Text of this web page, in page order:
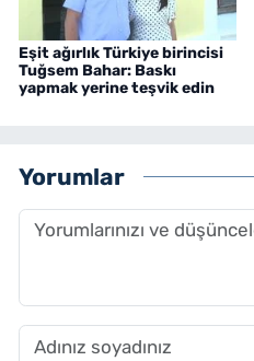
Eşit ağırlık Türkiye birincisi
Tuğsem Bahar: Baskı
yapmak yerine teşvik edin
Yorumlar